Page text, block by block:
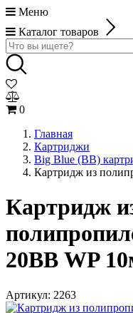
Меню
Каталог товаров
0
Главная
Картриджи
Big Blue (BB)
Картридж из
Картридж
20ВВ WP
Артикул: 2263